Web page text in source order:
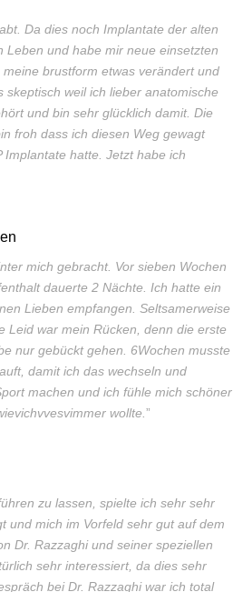
Da dies noch Implantate der alten
Leben und habe mir neue einsetzten
brustform etwas verändert und
weil ich lieber anatomische
und bin sehr glücklich damit. Die
froh dass ich diesen Weg gewagt
hatte. Jetzt habe ich
mich gebracht. Vor sieben Wochen
dauerte 2 Nächte. Ich hatte ein
Lieben empfangen. Seltsamerweise
Leid war mein Rücken, denn die erste
nur gebückt gehen. 6Wochen musste
damit ich das wechseln und
machen und ich fühle mich schöner
wollte. ”
zu lassen, spielte ich sehr sehr
und mich im Vorfeld sehr gut auf dem
Dr. Razzaghi und seiner speziellen
sehr interessiert, da dies sehr
bei Dr. Razzaghi war ich total